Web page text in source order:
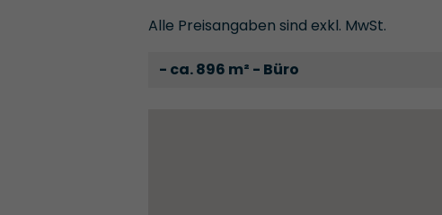
Alle Preisangaben sind exkl. MwSt.
- ca. 896 m² - Büro